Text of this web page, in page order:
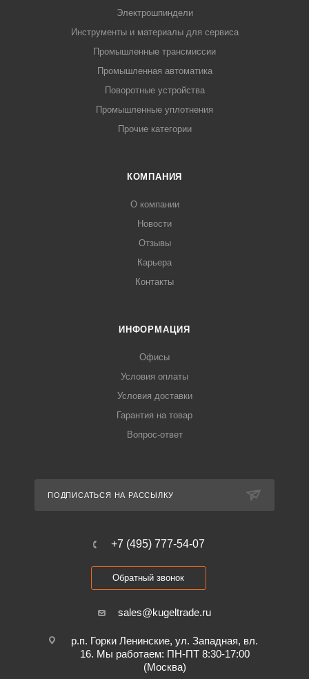
Электрошпиндели
Инструменты и материалы для сервиса
Промышленные трансмиссии
Промышленная автоматика
Поворотные устройства
Промышленные уплотнения
Прочие категории
КОМПАНИЯ
О компании
Новости
Отзывы
Карьера
Контакты
ИНФОРМАЦИЯ
Офисы
Условия оплаты
Условия доставки
Гарантия на товар
Вопрос-ответ
ПОДПИСАТЬСЯ НА РАССЫЛКУ
+7 (495) 777-54-07
Обратный звонок
sales@kugeltrade.ru
р.п. Горки Ленинские, ул. Западная, вл.
16. Мы работаем: ПН-ПТ 8:30-17:00
(Москва)